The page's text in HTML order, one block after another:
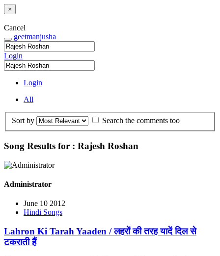
×
Cancel
geetmanjusha
Login
Login
All
Sort by Search the comments too
Song Results for : Rajesh Roshan
Administrator
June 10 2012
Hindi Songs
Lahron Ki Tarah Yaaden / लहरों की तरह यादें दिल से
टकराती हैं